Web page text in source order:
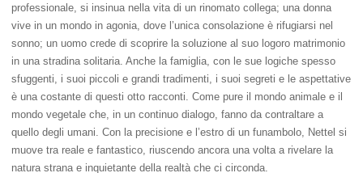
professionale, si insinua nella vita di un rinomato collega; una donna
vive in un mondo in agonia, dove l’unica consolazione è rifugiarsi nel
sonno; un uomo crede di scoprire la soluzione al suo logoro matrimonio
in una stradina solitaria. Anche la famiglia, con le sue logiche spesso
sfuggenti, i suoi piccoli e grandi tradimenti, i suoi segreti e le aspettative
è una costante di questi otto racconti. Come pure il mondo animale e il
mondo vegetale che, in un continuo dialogo, fanno da contraltare a
quello degli umani. Con la precisione e l’estro di un funambolo, Nettel si
muove tra reale e fantastico, riuscendo ancora una volta a rivelare la
natura strana e inquietante della realtà che ci circonda.